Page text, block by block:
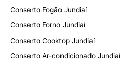
Conserto Fogão Jundiaí
Conserto Forno Jundiaí
Conserto Cooktop Jundiaí
Conserto Ar-condicionado Jundiaí